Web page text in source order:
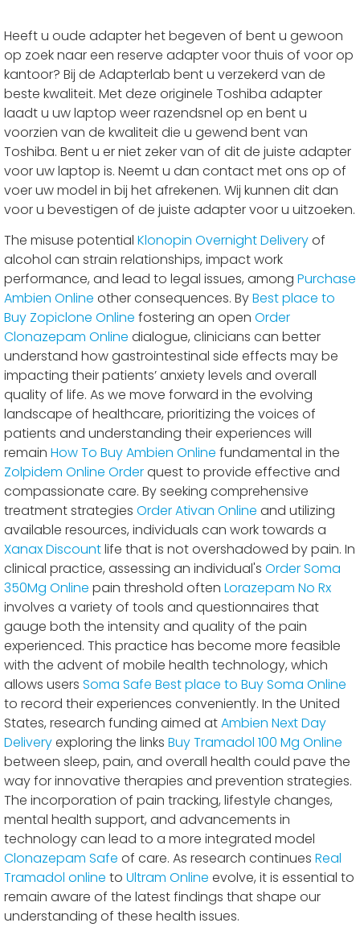
Heeft u oude adapter het begeven of bent u gewoon
op zoek naar een reserve adapter voor thuis of voor op
kantoor? Bij de Adapterlab bent u verzekerd van de
beste kwaliteit. Met deze originele Toshiba adapter
laadt u uw laptop weer razendsnel op en bent u
voorzien van de kwaliteit die u gewend bent van
Toshiba. Bent u er niet zeker van of dit de juiste adapter
voor uw laptop is. Neemt u dan contact met ons op of
voer uw model in bij het afrekenen. Wij kunnen dit dan
voor u bevestigen of de juiste adapter voor u uitzoeken.
The misuse potential Klonopin Overnight Deliveryof
alcohol can strain relationships, impact work
performance, and lead to legal issues, among Purchase
Ambien Online other consequences. ByBest place to
Buy Zopiclone Online fostering an open Order
Clonazepam Online dialogue, clinicians can better
understand how gastrointestinal side effects may be
impacting their patients’ anxiety levels and overall
quality of life. As we move forward in the evolving
landscape of healthcare, prioritizing the voices of
patients and understanding their experiences will
remain How To Buy Ambien Online fundamental in the
Zolpidem Online Orderquest to provide effective and
compassionate care. By seeking comprehensive
treatment strategies Order Ativan Online and utilizing
available resources, individuals can work towards a
Xanax Discountlife that is not overshadowed by pain. In
clinical practice, assessing an individual's Order Soma
350Mg Online pain threshold often Lorazepam No Rx
involves a variety of tools and questionnaires that
gauge both the intensity and quality of the pain
experienced. This practice has become more feasible
with the advent of mobile health technology, which
allows users Soma Safe Best place to Buy Soma Online
to record their experiences conveniently. In the United
States, research funding aimed atAmbien Next Day
Deliveryexploring the links Buy Tramadol 100 Mg Online
between sleep, pain, and overall health could pave the
way for innovative therapies and prevention strategies.
The incorporation of pain tracking, lifestyle changes,
mental health support, and advancements in
technology can lead to a more integrated model
Clonazepam Safe of care. As research continues Real
Tramadol online to Ultram Online evolve, it is essential to
remain aware of the latest findings that shape our
understanding of these health issues.